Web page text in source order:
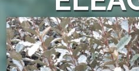
Les plantes>Chalef